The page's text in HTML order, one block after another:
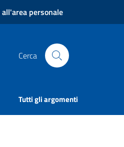
all'area personale
Cerca
Tutti gli argomenti